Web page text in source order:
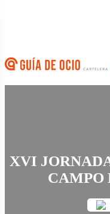
XVI
CAMPO